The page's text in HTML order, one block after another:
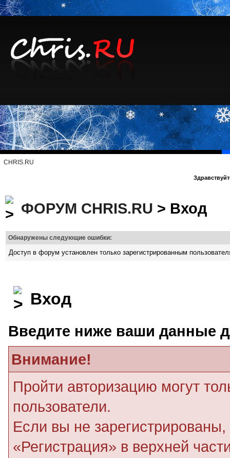
CHRIS.RU
ФОРУМ CHRIS.RU > Вход
Обнаружены следующие ошибки:
Доступ в форум установлен только зарегистрированным
Вход
Введите ниже ваши данные
Внимание!
Пройти авторизацию могут
пользователи.
Если вы не
«Регистрация» в верхней